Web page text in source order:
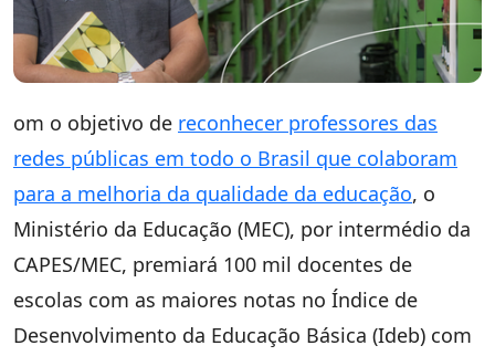
om o objetivo de reconhecer professores das
redes públicas em todo o Brasil que colaboram
para a melhoria da qualidade da educação, o
Ministério da Educação (MEC), por intermédio da
CAPES/MEC, premiará 100 mil docentes de
escolas com as maiores notas no Índice de
Desenvolvimento da Educação Básica (Ideb) com